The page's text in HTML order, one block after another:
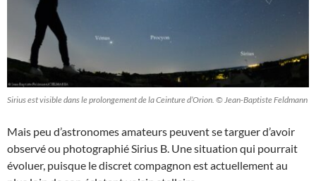
Sirius est visible dans le prolongement de la Ceinture d’Orion. © Jean-Baptiste Feldmann
Mais peu d’astronomes amateurs peuvent se targuer d’avoir
observé ou photographié Sirius B. Une situation qui pourrait
évoluer, puisque le discret compagnon est actuellement au